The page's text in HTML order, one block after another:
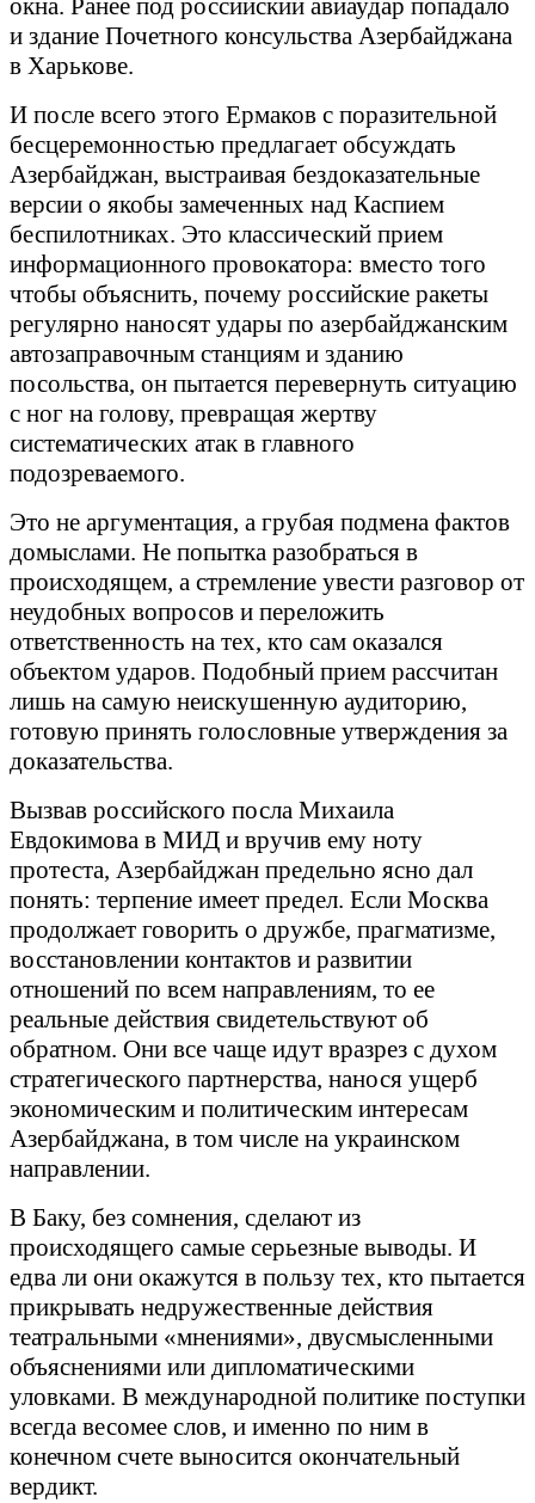
окна. Ранее под российский авиаудар попадало
и здание Почетного консульства Азербайджана
в Харькове.
И после всего этого Ермаков с поразительной
бесцеремонностью предлагает обсуждать
Азербайджан, выстраивая бездоказательные
версии о якобы замеченных над Каспием
беспилотниках. Это классический прием
информационного провокатора: вместо того
чтобы объяснить, почему российские ракеты
регулярно наносят удары по азербайджанским
автозаправочным станциям и зданию
посольства, он пытается перевернуть ситуацию
с ног на голову, превращая жертву
систематических атак в главного
подозреваемого.
Это не аргументация, а грубая подмена фактов
домыслами. Не попытка разобраться в
происходящем, а стремление увести разговор от
неудобных вопросов и переложить
ответственность на тех, кто сам оказался
объектом ударов. Подобный прием рассчитан
лишь на самую неискушенную аудиторию,
готовую принять голословные утверждения за
доказательства.
Вызвав российского посла Михаила
Евдокимова в МИД и вручив ему ноту
протеста, Азербайджан предельно ясно дал
понять: терпение имеет предел. Если Москва
продолжает говорить о дружбе, прагматизме,
восстановлении контактов и развитии
отношений по всем направлениям, то ее
реальные действия свидетельствуют об
обратном. Они все чаще идут вразрез с духом
стратегического партнерства, нанося ущерб
экономическим и политическим интересам
Азербайджана, в том числе на украинском
направлении.
В Баку, без сомнения, сделают из
происходящего самые серьезные выводы. И
едва ли они окажутся в пользу тех, кто пытается
прикрывать недружественные действия
театральными «мнениями», двусмысленными
объяснениями или дипломатическими
уловками. В международной политике поступки
всегда весомее слов, и именно по ним в
конечном счете выносится окончательный
вердикт.